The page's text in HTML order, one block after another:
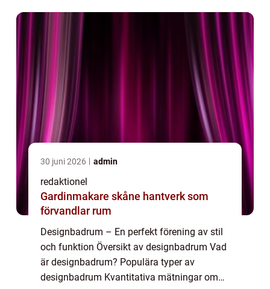
30 juni 2026 admin
redaktionel
Gardinmakare skåne hantverk som
förvandlar rum
Designbadrum – En perfekt förening av stil
och funktion Översikt av designbadrum Vad
är designbadrum? Populära typer av
designbadrum Kvantitativa mätningar om